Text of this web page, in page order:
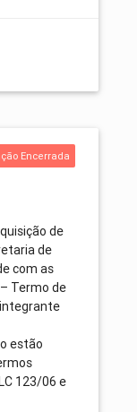
Encerrada
de
de
com as
Termo de
estão
123/06 e